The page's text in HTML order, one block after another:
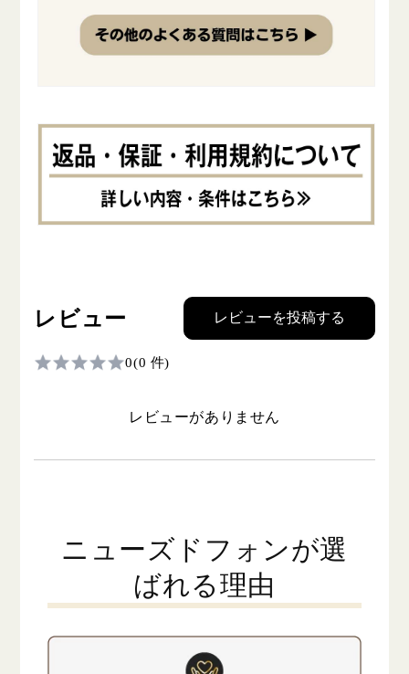
レビュー レビューを投稿する
0(0 件)
レビューがありません
ニューズドフォンが選
ばれる理由